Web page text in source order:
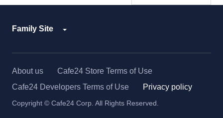
Family Site
About us
Cafe24 Store Terms of Use
Cafe24 Developers Terms of Use
Privacy policy
Copyright © Cafe24 Corp. All Rights Reserved.